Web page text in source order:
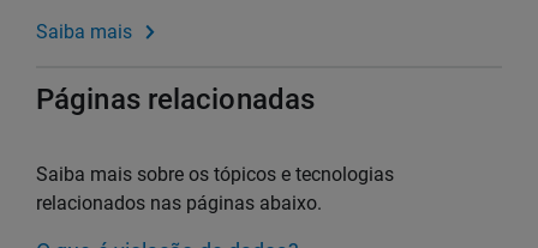
Saiba mais
Páginas relacionadas
Saiba mais sobre os tópicos e tecnologias
relacionados nas páginas abaixo.